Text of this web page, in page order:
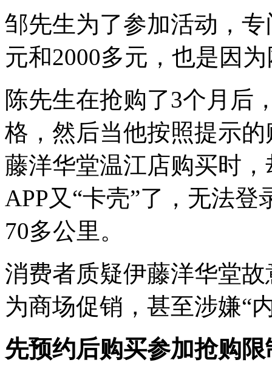
邹先生为了参加活动，
元和2000多元，也是因
陈先生在抢购了3个月后
格，然后当他按照提示
藤洋华堂温江店购买时
APP又“卡壳”了，无法
70多公里。
消费者质疑伊藤洋华堂
为商场促销，甚至涉嫌“
先预约后购买参加抢购限